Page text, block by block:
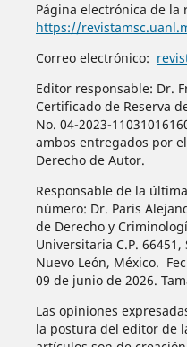
Página electrónica de la
https://
Correo electrónico:
Editor responsable: Dr.
Certificado de Reserva
No. 04-2023-
ambos entregados por
Derecho de Autor.
Responsable de la
número: Dr. Paris
de Derecho y
Universitaria C.P.
Nuevo León, México.
09 de junio de 2026.
Las opiniones
la postura del editor de